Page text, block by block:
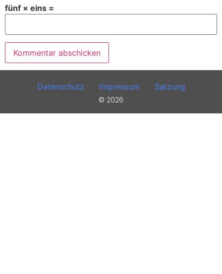
fünf × eins =
Datenschutz Impressum
Satzung
© 2026